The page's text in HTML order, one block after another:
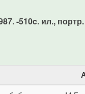
-510c. ил., портр.